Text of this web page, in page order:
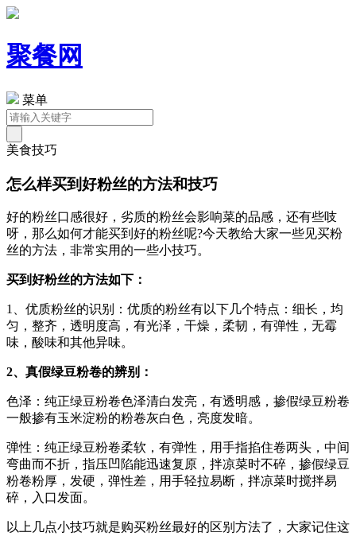
聚餐网
菜单
美食技巧
怎么样买到好粉丝的方法和技巧
好的粉丝口感很好，劣质的粉丝会影响菜的品感，还有些吱
呀，那么如何才能买到好的粉丝呢?今天教给大家一些见买粉
丝的方法，非常实用的一些小技巧。
买到好粉丝的方法如下：
1、优质粉丝的识别：优质的粉丝有以下几个特点：细长，均
匀，整齐，透明度高，有光泽，干燥，柔韧，有弹性，无霉
味，酸味和其他异味。
2、真假绿豆粉卷的辨别：
色泽：纯正绿豆粉卷色泽清白发亮，有透明感，掺假绿豆粉卷
一般掺有玉米淀粉的粉卷灰白色，亮度发暗。
弹性：纯正绿豆粉卷柔软，有弹性，用手指掐住卷两头，中间
弯曲而不折，指压凹陷能迅速复原，拌凉菜时不碎，掺假绿豆
粉卷粉厚，发硬，弹性差，用手轻拉易断，拌凉菜时搅拌易
碎，入口发面。
以上几点小技巧就是购买粉丝最好的区别方法了，大家记住这